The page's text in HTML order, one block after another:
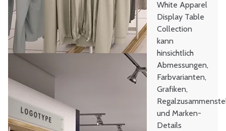
White Apparel
Display Table
Collection
kann
hinsichtlich
Abmessungen,
Farbvarianten,
Grafiken,
und Marken-
Details